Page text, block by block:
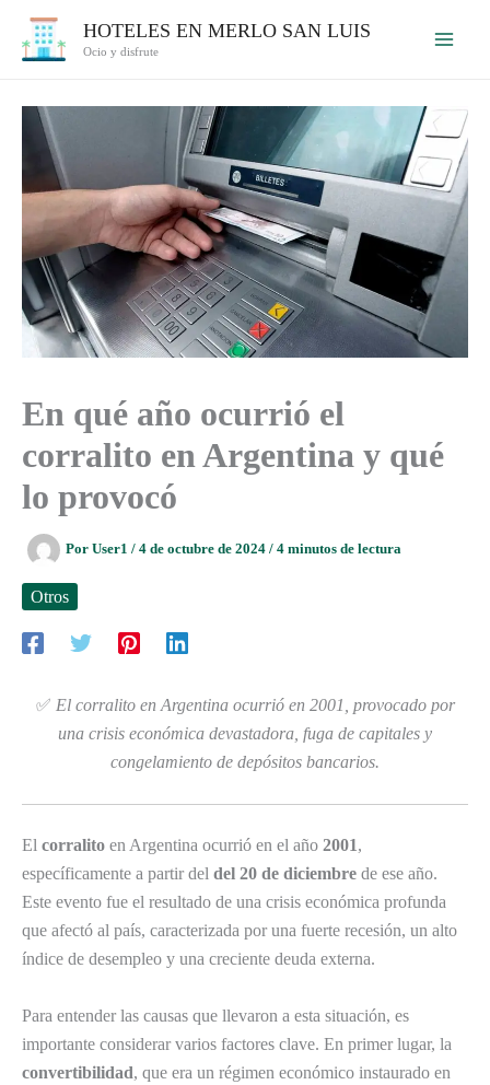
HOTELES EN MERLO SAN LUIS
Ocio y disfrute
En qué año ocurrió el
corralito en Argentina y qué
lo provocó
Por User1 / 4 de octubre de 2024 / 4 minutos de lectura
Otros
✅ El corralito en Argentina ocurrió en 2001, provocado por
una crisis económica devastadora, fuga de capitales y
congelamiento de depósitos bancarios.
El corralito en Argentina ocurrió en el año 2001,
específicamente a partir del del 20 de diciembre de ese año.
Este evento fue el resultado de una crisis económica profunda
que afectó al país, caracterizada por una fuerte recesión, un alto
índice de desempleo y una creciente deuda externa.
Para entender las causas que llevaron a esta situación, es
importante considerar varios factores clave. En primer lugar, la
convertibilidad, que era un régimen económico instaurado en